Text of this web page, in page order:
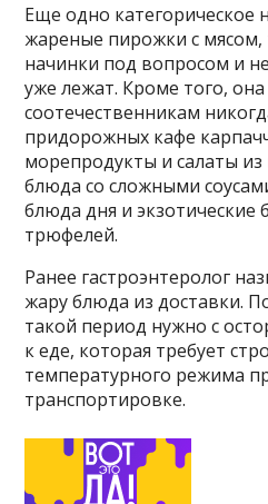
Еще одно категорическое
жареные пирожки с мясом,
начинки под вопросом и
уже лежат. Кроме того,
соотечественникам
придорожных кафе
морепродукты и салаты
блюда со сложными
блюда дня и экзотические
трюфелей.
Ранее гастроэнтеролог
жару блюда из доставки.
такой период нужно с
к еде, которая требует
температурного режима
транспортировке.